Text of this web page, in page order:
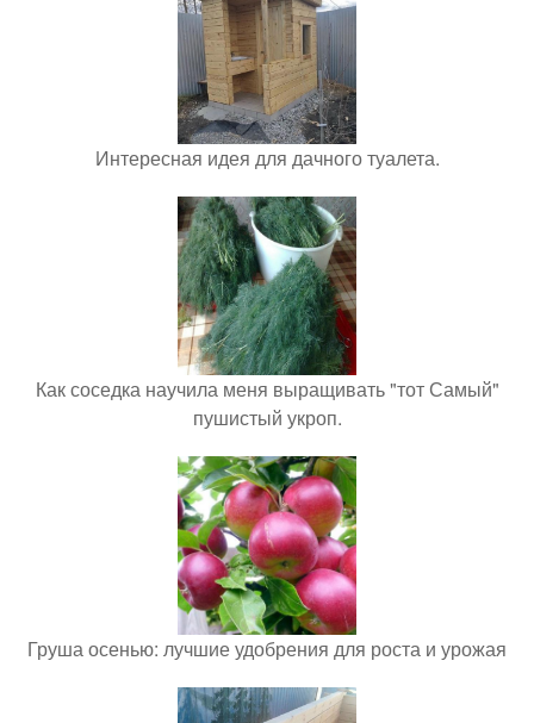
Интересная идея для дачного туалета.
Как соседка научила меня выращивать "тот Самый"
пушистый укроп.
Груша осенью: лучшие удобрения для роста и урожая